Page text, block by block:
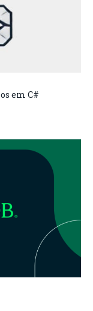
em C#